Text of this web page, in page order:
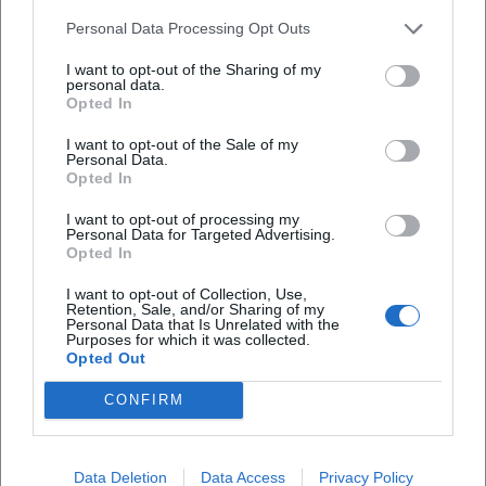
Personal Data Processing Opt Outs
I want to opt-out of the Sharing of my
personal data.
Opted In
I want to opt-out of the Sale of my
Personal Data.
Opted In
I want to opt-out of processing my
Personal Data for Targeted Advertising.
Opted In
I want to opt-out of Collection, Use,
Retention, Sale, and/or Sharing of my
Personal Data that Is Unrelated with the
Purposes for which it was collected.
Opted Out
CONFIRM
Data Deletion Data Access Privacy Policy
Wann beginnt der Abendspaziergang?
Was kann ich vom Spaziergang erwarten?
Ist der Abendspaziergang kostenlos?
Ist der Spaziergang rollstuhlgerecht?
Findet der Spaziergang bei jedem Wetter statt?